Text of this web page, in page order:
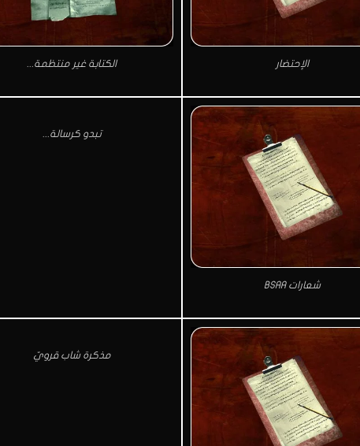
الإحتضار الكتابة غير منتظمة...
شعارات BSAA
تبدو كرسالة...
مذكرة شاب قرويّ